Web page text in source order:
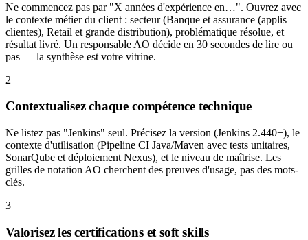
Ne commencez pas par "X années d'expérience en…". Ouvrez avec
le contexte métier du client : secteur (Banque et assurance (applis
clientes), Retail et grande distribution), problématique résolue, et
résultat livré. Un responsable AO décide en 30 secondes de lire ou
pas — la synthèse est votre vitrine.
2
Contextualisez chaque compétence technique
Ne listez pas "Jenkins" seul. Précisez la version (Jenkins 2.440+), le
contexte d'utilisation (Pipeline CI Java/Maven avec tests unitaires,
SonarQube et déploiement Nexus), et le niveau de maîtrise. Les
grilles de notation AO cherchent des preuves d'usage, pas des mots-
clés.
3
Valorisez les certifications et soft skills